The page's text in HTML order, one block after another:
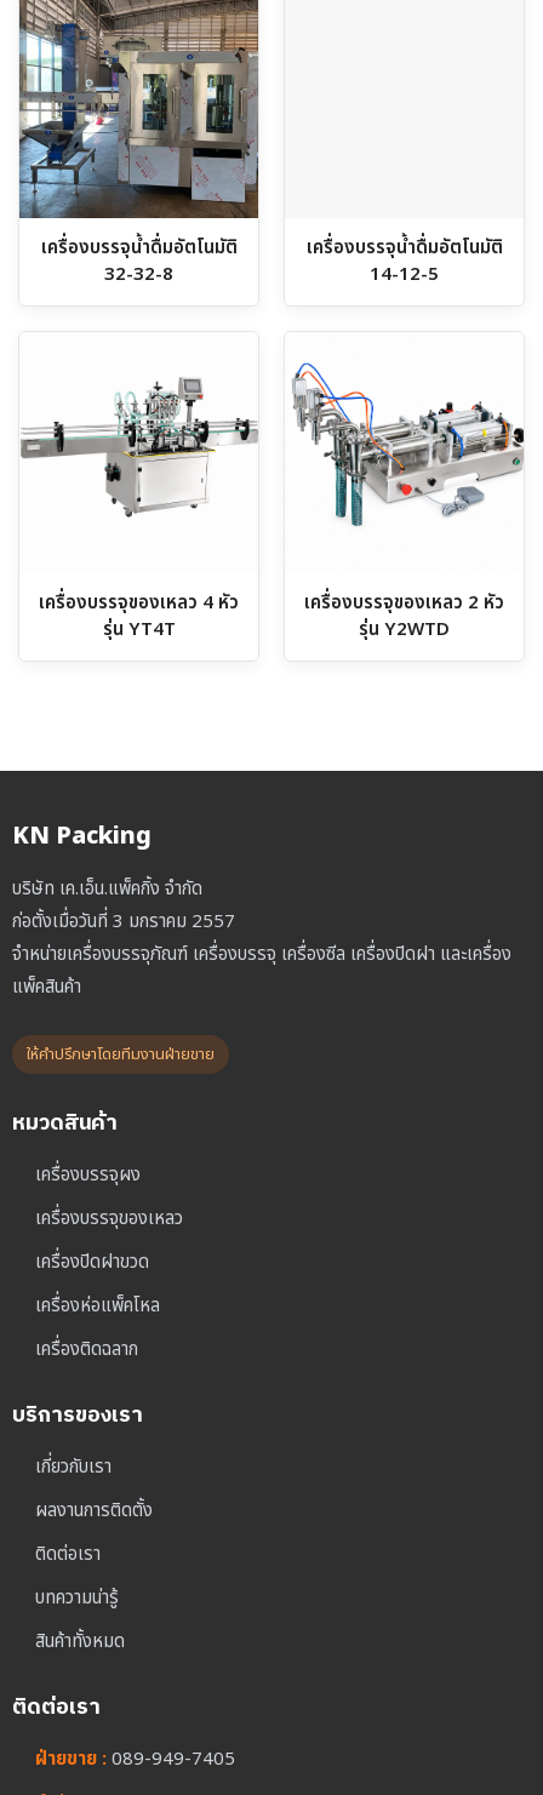
เครื่องบรรจุน้ำดื่มอัตโนมัติ
32-32-8
เครื่องบรรจุน้ำดื่มอัตโนมัติ
14-12-5
เครื่องบรรจุของเหลว 4 หัว
รุ่น YT4T
เครื่องบรรจุของเหลว 2 หัว
รุ่น Y2WTD
KN Packing
บริษัท เค.เอ็น.แพ็คกิ้ง จำกัด
ก่อตั้งเมื่อวันที่ 3 มกราคม 2557
จำหน่ายเครื่องบรรจุภัณฑ์ เครื่องบรรจุ เครื่องซีล เครื่องปิดฝา และเครื่อง
แพ็คสินค้า
ให้คำปรึกษาโดยทีมงานฝ่ายขาย
หมวดสินค้า
เครื่องบรรจุผง
เครื่องบรรจุของเหลว
เครื่องปิดฝาขวด
เครื่องห่อแพ็คโหล
เครื่องติดฉลาก
บริการของเรา
เกี่ยวกับเรา
ผลงานการติดตั้ง
ติดต่อเรา
บทความน่ารู้
สินค้าทั้งหมด
ติดต่อเรา
ฝ่ายขาย :089-949-7405